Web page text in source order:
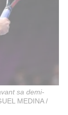
sa demi-
MEDINA /